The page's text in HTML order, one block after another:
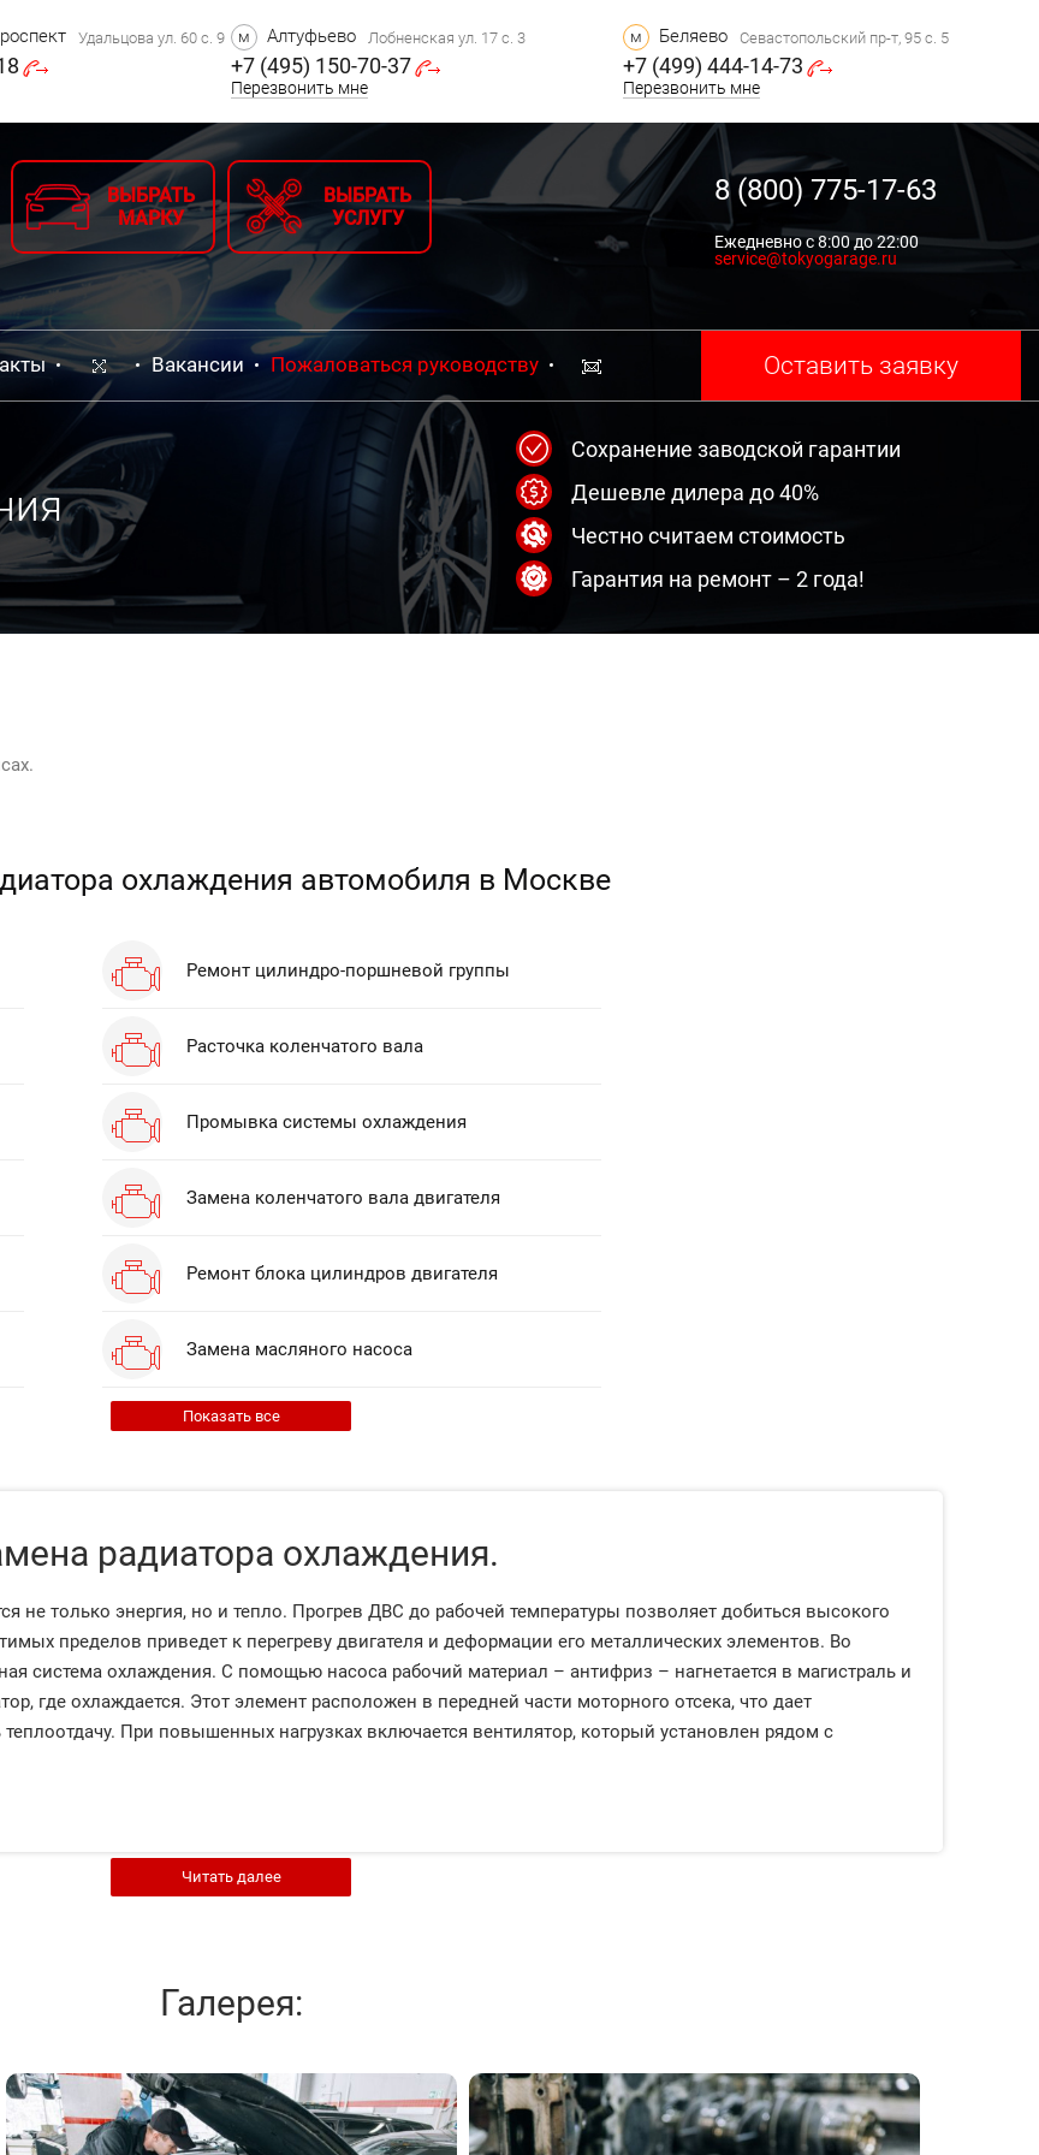
Удальцова ул. 60 с. 9 м Алтуфьево Лобненская ул. 17 с. 3
+7 (495) 150-70-37
Перезвонить мне
м Беляево Севастопольский пр-т, 95 с. 5
+7 (499) 444-14-73
Перезвонить мне
ВЫБРАТЬ
МАРКУ
ВЫБРАТЬ
УСЛУГУ
8 (800) 775-17-63
Ежедневно с 8:00 до 22:00
service@tokyogarage.ru
Вакансии Пожаловаться руководству Оставить заявку
Сохранение заводской гарантии
Дешевле дилера до 40%
Честно считаем стоимость
Гарантия на ремонт – 2 года!
охлаждения автомобиля в Москве
Ремонт цилиндро-поршневой группы
Расточка коленчатого вала
Промывка системы охлаждения
Замена коленчатого вала двигателя
Ремонт блока цилиндров двигателя
Замена масляного насоса
Показать все
радиатора охлаждения.
не только энергия, но и тепло. Прогрев ДВС до рабочей температуры позволяет добиться высокого
пределов приведет к перегреву двигателя и деформации его металлических элементов. Во
система охлаждения. С помощью насоса рабочий материал – антифриз – нагнетается в магистраль и
где охлаждается. Этот элемент расположен в передней части моторного отсека, что дает
При повышенных нагрузках включается вентилятор, который установлен рядом с
Читать далее
Галерея: